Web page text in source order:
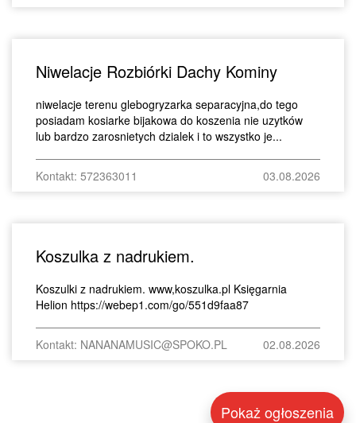
Niwelacje Rozbiórki Dachy Kominy
niwelacje terenu glebogryzarka separacyjna,do tego
posiadam kosiarke bijakowa do koszenia nie uzytków
lub bardzo zarosnietych dzialek i to wszystko je...
Kontakt: 572363011 03.08.2026
Koszulka z nadrukiem.
Koszulki z nadrukiem. www,koszulka.pl Księgarnia
Helion https://webep1.com/go/551d9faa87
Kontakt: NANANAMUSIC@SPOKO.PL 02.08.2026
Pokaż ogłoszenia